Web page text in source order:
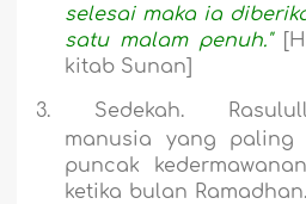
selesai maka ia
satu malam penuh."
kitab Sunan]
3. Sedekah.
manusia yang paling
puncak
ketika bulan